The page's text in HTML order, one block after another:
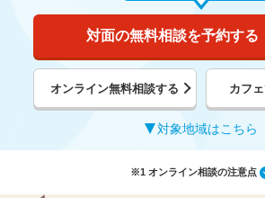
対面の無料相談を予約する
オンライン無料相談する カフ
対象地域はこちら
※1 オンライン相談の注意点